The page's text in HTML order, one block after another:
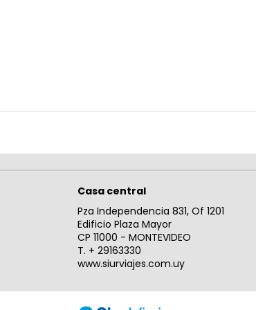
Casa central
Pza Independencia 831, Of 1201
Edificio Plaza Mayor
CP 11000 - MONTEVIDEO
T. + 29163330
www.siurviajes.com.uy